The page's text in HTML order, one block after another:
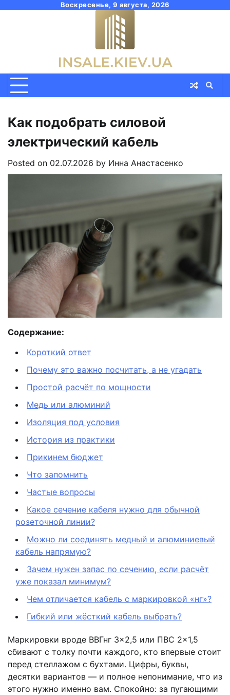
Воскресенье, 9 августа, 2026
Как подобрать силовой
электрический кабель
Posted on 02.07.2026 by Инна Анастасенко
Содержание:
Короткий ответ
Почему это важно посчитать, а не угадать
Простой расчёт по мощности
Медь или алюминий
Изоляция под условия
История из практики
Прикинем бюджет
Что запомнить
Частые вопросы
Какое сечение кабеля нужно для обычной
розеточной линии?
Можно ли соединять медный и алюминиевый
кабель напрямую?
Зачем нужен запас по сечению, если расчёт
уже показал минимум?
Чем отличается кабель с маркировкой «нг»?
Гибкий или жёсткий кабель выбрать?
Маркировки вроде ВВГнг 3×2,5 или ПВС 2×1,5
сбивают с толку почти каждого, кто впервые стоит
перед стеллажом с бухтами. Цифры, буквы,
десятки вариантов — и полное непонимание, что из
этого нужно именно вам. Спокойно: за пугающими